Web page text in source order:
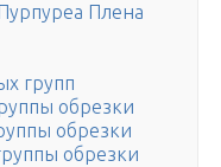
Плена
групп
обрезки
обрезки
обрезки